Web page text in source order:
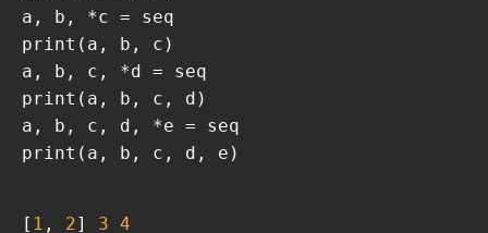
a, b, *c = seq
print(a, b, c)
a, b, c, *d = seq
print(a, b, c, d)
a, b, c, d, *e = seq
print(a, b, c, d, e)
[ 1 , 2] 3 4